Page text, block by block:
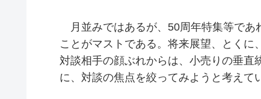
月並みではあるが、50周年特集等であ
ことがマストである。将来展望、とくに
対談相手の顔ぶれからは、小売りの垂直
に、対談の焦点を絞ってみようと考えて